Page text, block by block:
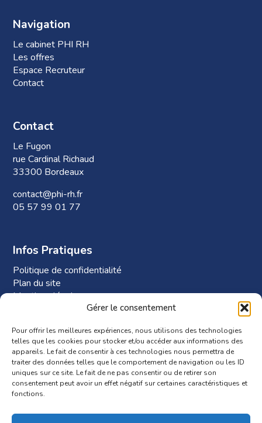
Gérer le consentement
Pour offrir les meilleures expériences, nous utilisons des technologies
telles que les cookies pour stocker et/ou accéder aux informations des
appareils. Le fait de consentir à ces technologies nous permettra de
traiter des données telles que le comportement de navigation ou les ID
uniques sur ce site. Le fait de ne pas consentir ou de retirer son
consentement peut avoir un effet négatif sur certaines caractéristiques et
fonctions.
Navigation
Le cabinet PHI RH
Les offres
Espace Recruteur
Contact
Contact
Le Fugon
rue Cardinal Richaud
33300 Bordeaux
contact@phi-rh.fr
05 57 99 01 77
Infos Pratiques
Politique de confidentialité
Plan du site
Mentions légales
Plan d’accès à Phi-RH